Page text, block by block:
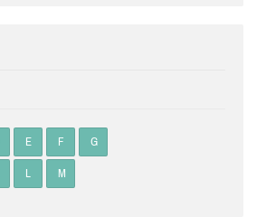
E F G
L M